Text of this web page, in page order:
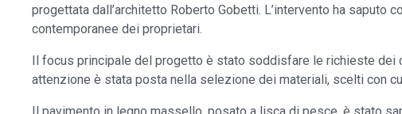
progettata dall’architetto Roberto Gobetti. L’intervento ha saputo
contemporanee dei proprietari.
Il focus principale del progetto è stato soddisfare le richieste
attenzione è stata posta nella selezione dei materiali, scelti con